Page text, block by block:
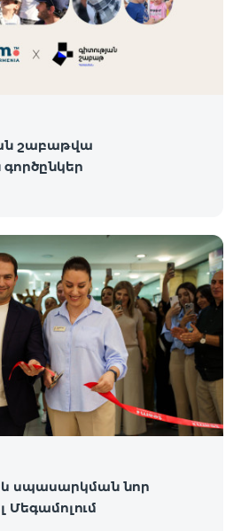
շաբաթվա
և սպասարկման նոր
Մեգամոլում